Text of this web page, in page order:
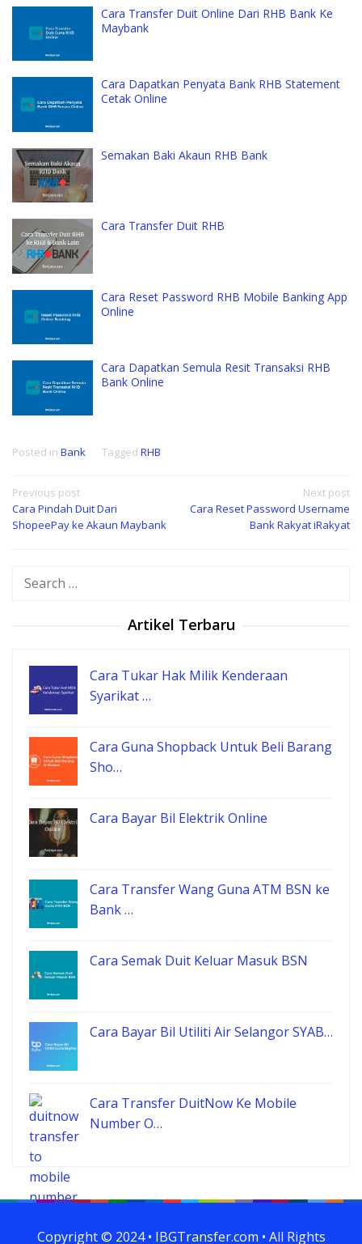
Cara Transfer Duit Online Dari RHB Bank Ke
Maybank
Cara Dapatkan Penyata Bank RHB Statement
Cetak Online
Semakan Baki Akaun RHB Bank
Cara Transfer Duit RHB
Cara Reset Password RHB Mobile Banking App
Online
Cara Dapatkan Semula Resit Transaksi RHB
Bank Online
Posted in Bank Tagged RHB
Post
navigation
Previous post
Cara Pindah Duit Dari
ShopeePay ke Akaun Maybank
Next post
Cara Reset Password Username
Bank Rakyat iRakyat
Search
Artikel Terbaru
Cara Tukar Hak Milik Kenderaan
Syarikat …
Cara Guna Shopback Untuk Beli Barang
Sho…
Cara Bayar Bil Elektrik Online
Cara Transfer Wang Guna ATM BSN ke
Bank …
Cara Semak Duit Keluar Masuk BSN
Cara Bayar Bil Utiliti Air Selangor SYAB…
Cara Transfer DuitNow Ke Mobile
Number O…
Copyright © 2024 • IBGTransfer.com • All Rights